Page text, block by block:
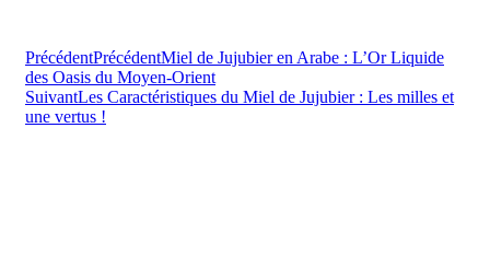
PrécédentPrécédentMiel de Jujubier en Arabe : L’Or Liquide
des Oasis du Moyen-Orient
SuivantLes Caractéristiques du Miel de Jujubier : Les milles et
une vertus !